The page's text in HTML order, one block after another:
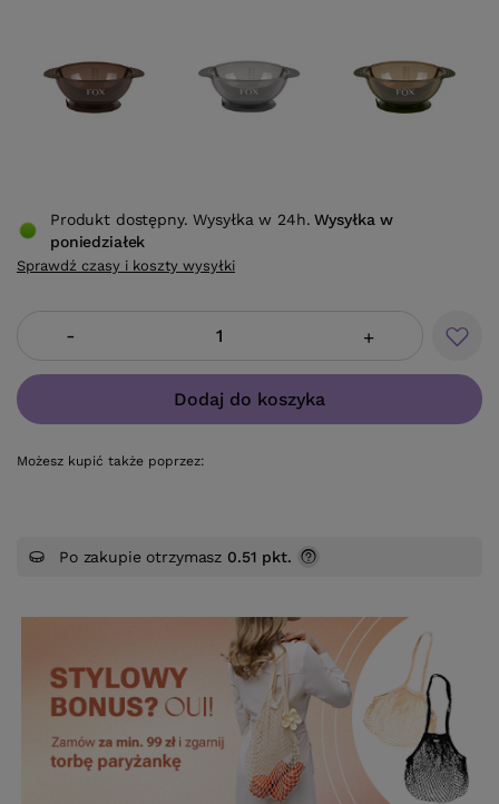
- +
Dodaj do koszyka
Możesz kupić także poprzez:
Produkt dostępny. Wysyłka w 24h. Wysyłkaw
poniedziałek
Sprawdź czasy i koszty wysyłki
Po zakupie otrzymasz 0.51 pkt.